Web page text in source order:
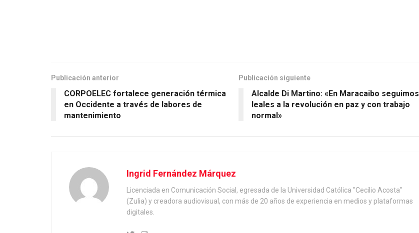
Publicación anterior
CORPOELEC fortalece generación térmica
en Occidente a través de labores de
mantenimiento
Publicación siguiente
Alcalde Di Martino: «En Maracaibo seguimos
leales a la revolución en paz y con trabajo
normal»
Ingrid Fernández Márquez
Licenciada en Comunicación Social, egresada de la Universidad Católica "Cecilio Acosta"
(Zulia) y creadora audiovisual, con más de 20 años de experiencia en medios y plataformas
digitales.